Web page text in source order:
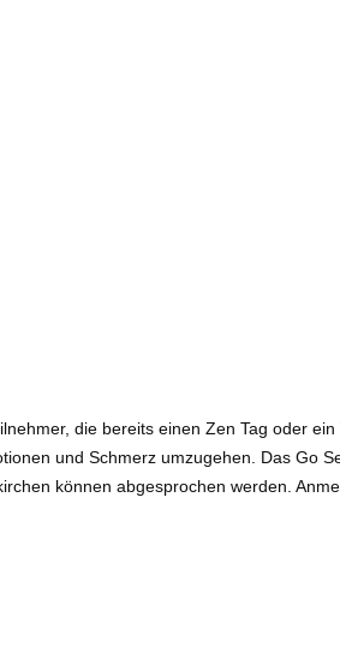
die bereits einen Zen Tag oder
und Schmerz umzugehen. Das Go
können abgesprochen werden.